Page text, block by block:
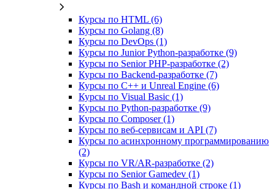
Курсы по HTML (6)
Курсы по Golang (8)
Курсы по DevOps (1)
Курсы по Junior Python-разработке (9)
Курсы по Senior PHP-разработке (2)
Курсы по Backend‑разработке (7)
Курсы по C++ и Unreal Engine (6)
Курсы по Visual Basic (1)
Курсы по Python-разработке (9)
Курсы по Composer (1)
Курсы по веб‑сервисам и API (7)
Курсы по асинхронному программированию
(2)
Курсы по VR/AR‑разработке (2)
Курсы по Senior Gamedev (1)
Курсы по Bash и командной строке (1)